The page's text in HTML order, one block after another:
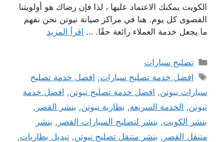
الكويت يمكنك الاعتماد عليها ، لذا فإن رضاك ​​هو أولويتنا
القصوى كل يوم. هنا في مراكز صيانة نيوتن نحن نفهم
ما يجعل خدمة العملاء رائعة حقًا. … اقرأ المزيد
التصنيفات
تصليح سيارات
الوسوم
افضل خدمة تصليح سيارات, افضل خدمة تصليح
سيارات نيوتن, افضل خدمة تصليح نيوتن, افضل خدمة
نيوتن, الخدمة السريعة, بطارية نيوتن, بنشر القصر ,
بنشر الكويت, بنشر لتصليح السيارات القصر , بنشر
متنقل القصر , بنشر متنقل تصليح نيوتن, تبديل بطاريات,